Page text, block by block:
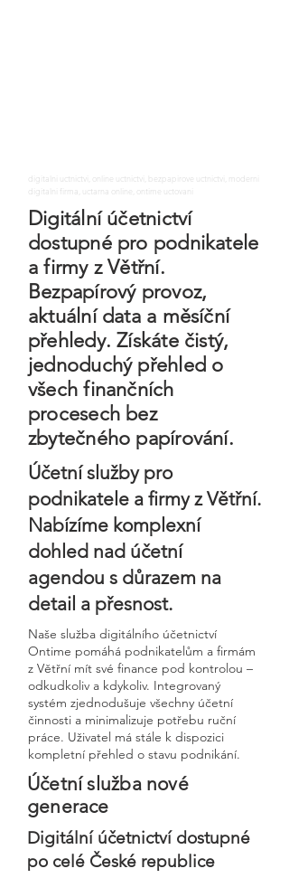
digitalni uctnictvi, online uctnictvi, bezpapirove uctnictvi, moderni
digitalni firma, uctarna online, ontime uctovani
Digitální účetnictví
dostupné pro podnikatele
a firmy z Větřní.
Bezpapírový provoz,
aktuální data a měsíční
přehledy. Získáte čistý,
jednoduchý přehled o
všech finančních
procesech bez
zbytečného papírování.
Účetní služby pro
podnikatele a firmy z Větřní.
Nabízíme komplexní
dohled nad účetní
agendou s důrazem na
detail a přesnost.
Naše služba digitálního účetnictví
Ontime pomáhá podnikatelům a firmám
z Větřní mít své finance pod kontrolou –
odkudkoliv a kdykoliv. Integrovaný
systém zjednodušuje všechny účetní
činnosti a minimalizuje potřebu ruční
práce. Uživatel má stále k dispozici
kompletní přehled o stavu podnikání.
Účetní služba nové
generace
Digitální účetnictví dostupné
po celé České republice